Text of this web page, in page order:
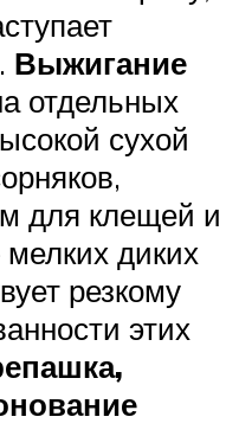
Выжигание
отдельных
сухой
для клещей и
диких
резкому
этих